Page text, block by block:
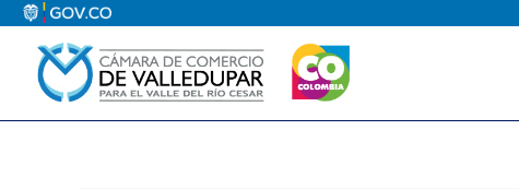
contenido